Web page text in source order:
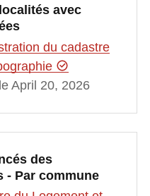
avec
du cadastre
April 20, 2026
des
- Par commune